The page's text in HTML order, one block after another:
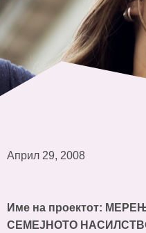
Април 29, 2008
Име на проектот:
СЕМЕЈНОТО